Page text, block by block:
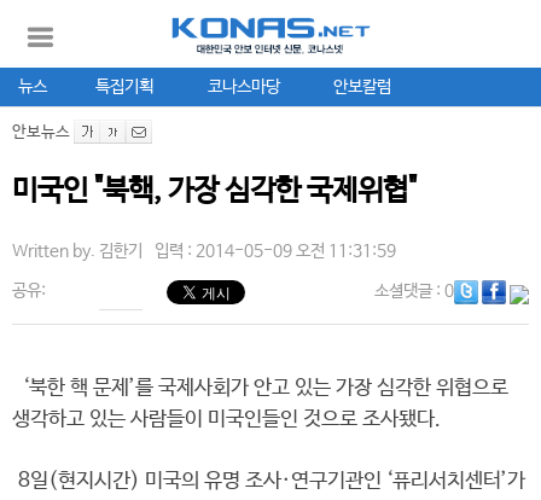
뉴스 특집기획 코나스마당 안보칼럼
안보뉴스
미국인 "북핵, 가장 심각한 국제위협"
Written by. 김한기 입력 : 2014-05-09 오전 11:31:59
공유: 소셜댓글: 0
‘북한 핵 문제’를 국제사회가 안고 있는 가장 심각한 위협으로
생각하고 있는 사람들이 미국인들인 것으로 조사됐다.
8일(현지시간) 미국의 유명 조사·연구기관인 ‘퓨리서치센터’가